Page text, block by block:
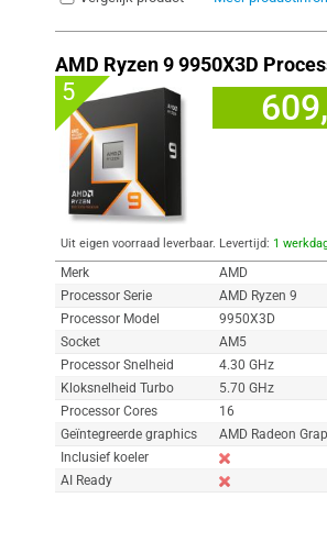
AMD Ryzen 9 9950X3D
5
Uit eigen voorraad leverbaar. Levertijd: 1
Merk
AMD
Processor Serie
AMD Ryzen 9
Processor Model
9950X3D
Socket
AM5
Processor Snelheid
4.30 GHz
Kloksnelheid Turbo
5.70 GHz
Processor Cores
16
Geïntegreerde graphics
AMD Radeon
Inclusief koeler
AI Ready